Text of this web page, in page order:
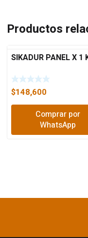
Productos
SIKADUR PANEL X 1
$148,600
Comprar por
WhatsApp